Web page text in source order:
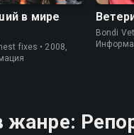
в мире
fixes • 2008,
Bondi
жанре: